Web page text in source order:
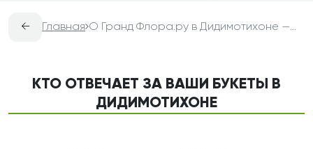
← Главная О Гранд Флора.ру в Дидимотихоне — доставка букетов из цветов
КТО ОТВЕЧАЕТ ЗА ВАШИ БУКЕТЫ В
ДИДИМОТИХОНЕ